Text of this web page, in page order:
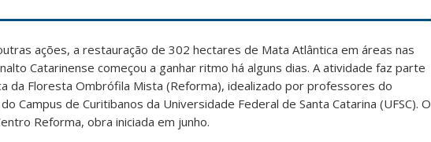
ações, a restauração de 302 hectares de Mata Atlântica em áreas nas
Catarinense começou a ganhar ritmo há alguns dias. A atividade faz parte
da Floresta Ombrófila Mista (Reforma), idealizado por professores do
Campus de Curitibanos da Universidade Federal de Santa Catarina (UFSC). O
Reforma, obra iniciada em junho.